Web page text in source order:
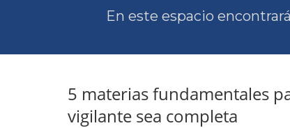
En este espacio
5 materias fundamentales
vigilante sea completa